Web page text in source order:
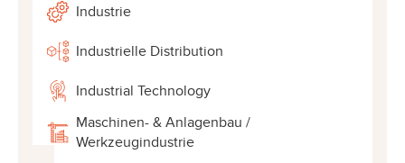
Industrie
Industrielle Distribution
Industrial Technology
Maschinen- & Anlagenbau /
Werkzeugindustrie